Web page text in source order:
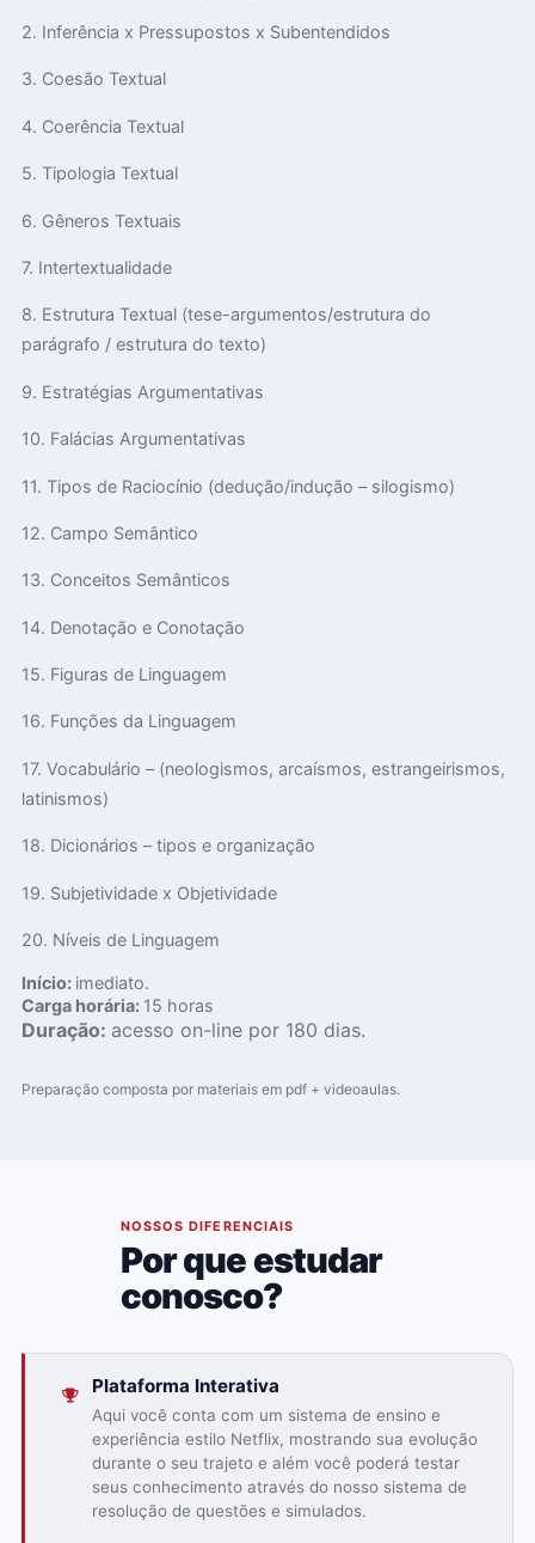
2. Inferência x Pressupostos x Subentendidos
3. Coesão Textual
4. Coerência Textual
5. Tipologia Textual
6. Gêneros Textuais
7. Intertextualidade
8. Estrutura Textual (tese-argumentos/estrutura do
parágrafo / estrutura do texto)
9. Estratégias Argumentativas
10. Falácias Argumentativas
11. Tipos de Raciocínio (dedução/indução – silogismo)
12. Campo Semântico
13. Conceitos Semânticos
14. Denotação e Conotação
15. Figuras de Linguagem
16. Funções da Linguagem
17. Vocabulário – (neologismos, arcaísmos, estrangeirismos,
latinismos)
18. Dicionários – tipos e organização
19. Subjetividade x Objetividade
20. Níveis de Linguagem
Início: imediato.
Carga horária: 15 horas
Duração: acesso on-line por 180 dias.
Preparação composta por materiais em pdf + videoaulas.
NOSSOS DIFERENCIAIS
Por que estudar
conosco?
Plataforma Interativa
Aqui você conta com um sistema de ensino e
experiência estilo Netflix, mostrando sua evolução
durante o seu trajeto e além você poderá testar
seus conhecimento através do nosso sistema de
resolução de questões e simulados.